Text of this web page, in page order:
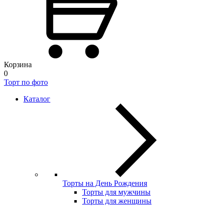
Корзина
0
Торт по фото
Каталог
Торты на День Рождения
Торты для мужчины
Торты для женщины